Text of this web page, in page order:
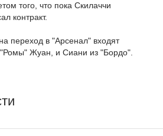
того, что пока Скилаччи
контракт.
переход в "Арсенал" входят
"Ромы" Жуан, и Сиани из "Бордо".